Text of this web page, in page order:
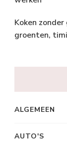
Koken
groenten,
ALGEMEEN
AUTO'S